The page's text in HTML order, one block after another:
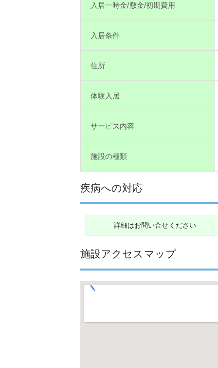
入居一時金/敷金/初期費用
入居条件
住所
体験入居
サービス内容
施設の種類
疾病への対応
詳細はお問い合せください
施設アクセスマップ